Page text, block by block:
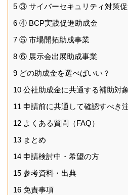
5③ サイバーセキュリティ対策促
6④ BCP実践促進助成金
7⑤ 市場開拓助成事業
8⑥ 展示会出展助成事業
9どの助成金を選べばいい？
10公社助成金に共通する補助対
11 申請前に共通して確認すべき
12よくある質問（FAQ）
13まとめ
14申請検討中・希望の方
15参考資料・出典
16免責事項